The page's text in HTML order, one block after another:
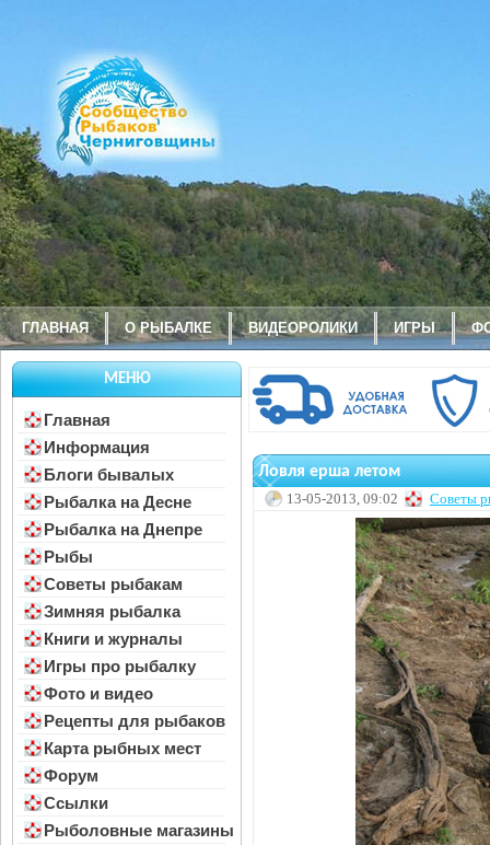
ГЛАВНАЯ О РЫБАЛКЕ ВИДЕОРОЛИКИ ИГРЫ
МЕНЮ
Главная
Информация
Блоги бывалых
Рыбалка на Десне
Рыбалка на Днепре
Рыбы
Советы рыбакам
Зимняя рыбалка
Книги и журналы
Игры про рыбалку
Фото и видео
Рецепты для рыбаков
Карта рыбных мест
Форум
Ссылки
Рыболовные магазины
Ловля ерша летом
13-05-2013, 09:02 Советы